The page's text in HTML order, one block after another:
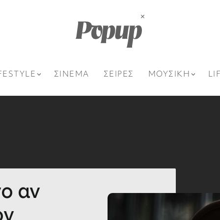
ΣΙΝΕΜΑ ΣΕΙΡΕΣ ΜΟΥΣΙΚΗ
αν